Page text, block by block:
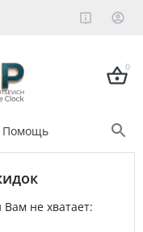
0
Помощь
не хватает: